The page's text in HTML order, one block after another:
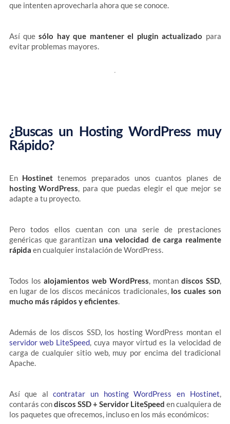
que intenten aprovecharla ahora que se conoce.
Así quesólo hay que mantener el plugin actualizado para
evitar problemas mayores.
¿Buscas un Hosting WordPress muy
Rápido?
En Hostinet tenemos preparados unos cuantos planes de
hosting WordPress, para que puedas elegir el que mejor se
adapte a tu proyecto.
Pero todos ellos cuentan con una serie de prestaciones
genéricas que garantizan una velocidad de carga realmente
rápida en cualquier instalación de WordPress.
Todos los alojamientos web WordPress, montan discos SSD,
en lugar de los discos mecánicos tradicionales, los cuales son
mucho más rápidos y eficientes.
Además de los discos SSD, los hosting WordPress montan el
servidor web LiteSpeed, cuya mayor virtud es la velocidad de
carga de cualquier sitio web, muy por encima del tradicional
Apache.
Así que alcontratar un hosting WordPress en Hostinet,
contarás condiscos SSD + Servidor LiteSpeed en cualquiera de
los paquetes que ofrecemos, incluso en los más económicos: